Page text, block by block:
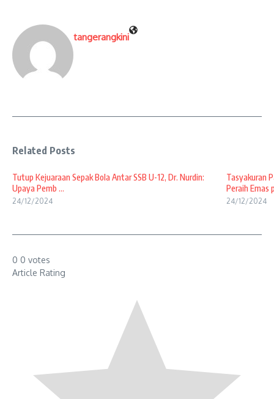
tangerangkini
Related Posts
Tutup Kejuaraan Sepak Bola Antar SSB U-12, Dr. Nurdin:
Upaya Pemb ...
24/12/2024
Tasyakuran
Peraih Emas
24/12/2024
0 0 votes
Article Rating